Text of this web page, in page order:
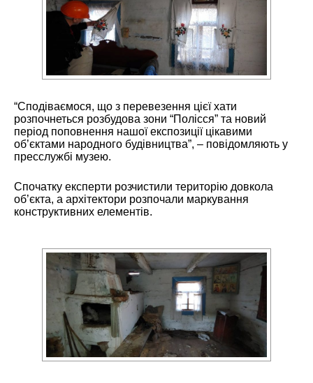
“Сподіваємося, що з перевезення цієї хати
розпочнеться розбудова зони “Полісся” та новий
період поповнення нашої експозиції цікавими
об’єктами народного будівництва”, – повідомляють у
пресслужбі музею.
Спочатку експерти розчистили територію довкола
об’єкта, а архітектори розпочали маркування
конструктивних елементів.